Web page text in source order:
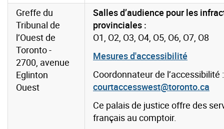
Greffe du
Tribunal de
l’Ouest de
Toronto -
2700, avenue
Eglinton
Ouest
Salles d’audience pour les
provinciales :
O1, O2, O3, O4, O5, O6, O7, O8
Mesures d'accessibilité
Coordonnateur de l’accessibilité :
courtaccesswest@toronto.ca
Ce palais de justice offre des
français au comptoir.